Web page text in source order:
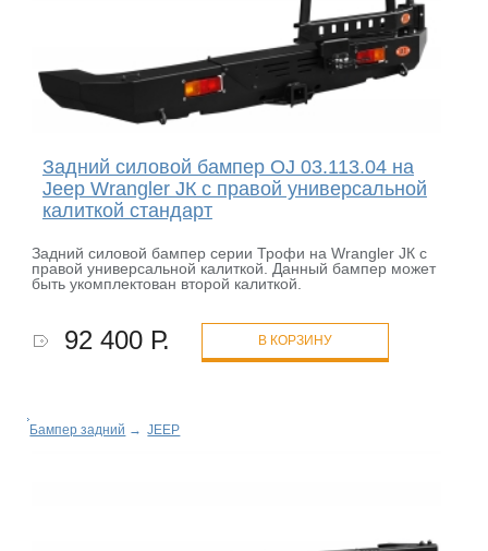
Задний силовой бампер OJ 03.113.04 на
Jeep Wrangler JК с правой универсальной
калиткой стандарт
Задний силовой бампер серии Трофи на Wrangler JК с
правой универсальной калиткой. Данный бампер может
быть укомплектован второй калиткой.
92 400 Р. В КОРЗИНУ
Бампер задний → JEEP